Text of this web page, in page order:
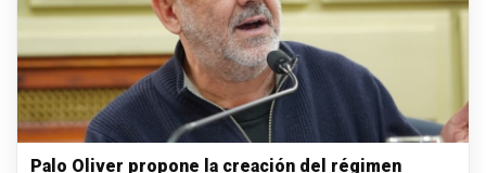
Palo Oliver propone la creación del régimen